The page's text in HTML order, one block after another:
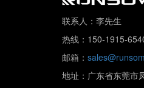
联系人：李先生
热线：150-1915-
邮箱：
地址：广东省东莞市